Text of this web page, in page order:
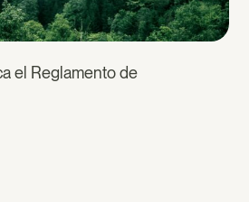
el Reglamento de